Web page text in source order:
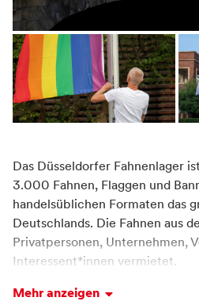
Das Düsseldorfer Fahnenlager
3.000 Fahnen, Flaggen und
handelsüblichen Formaten das
Deutschlands. Die Fahnen aus
Privatpersonen, Unternehmen,
Interessent*innen vermietet.
Mehr anzeigen